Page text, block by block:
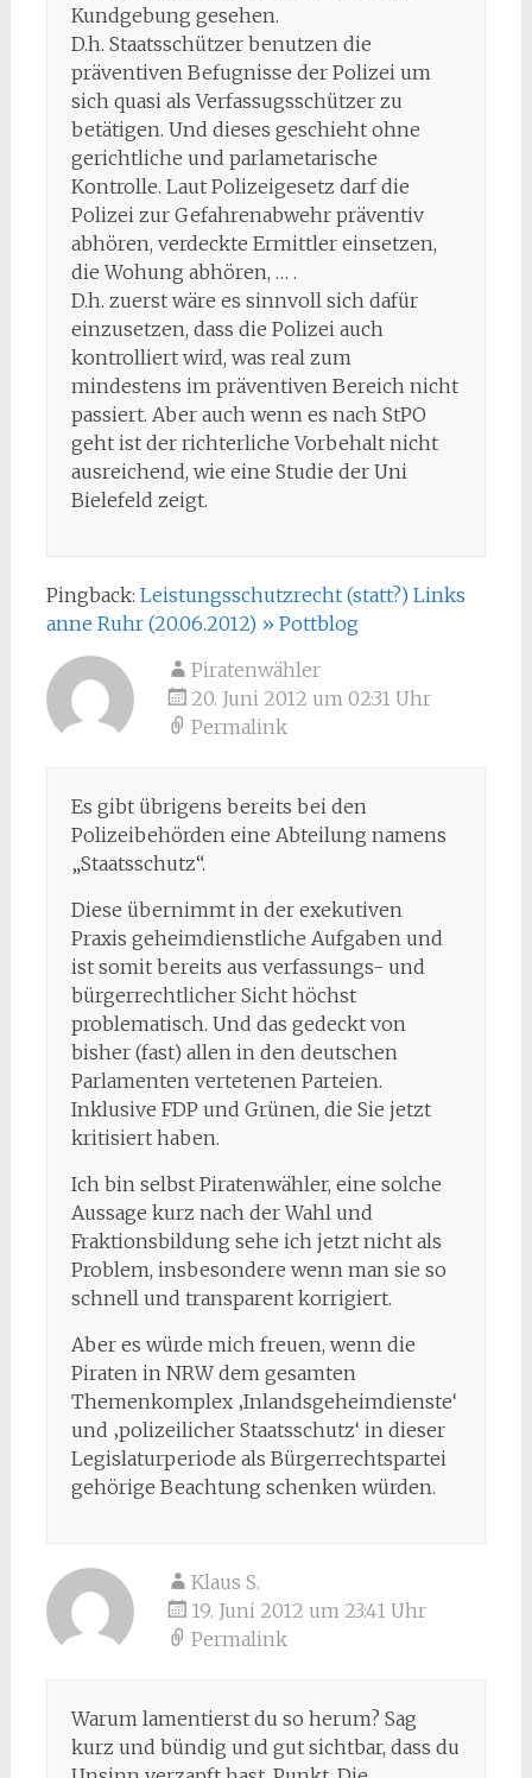
Kundgebung gesehen.
D.h. Staatsschützer benutzen die
präventiven Befugnisse der Polizei um
sich quasi als Verfassugsschützer zu
betätigen. Und dieses geschieht ohne
gerichtliche und parlametarische
Kontrolle. Laut Polizeigesetz darf die
Polizei zur Gefahrenabwehr präventiv
abhören, verdeckte Ermittler einsetzen,
die Wohung abhören, … .
D.h. zuerst wäre es sinnvoll sich dafür
einzusetzen, dass die Polizei auch
kontrolliert wird, was real zum
mindestens im präventiven Bereich nicht
passiert. Aber auch wenn es nach StPO
geht ist der richterliche Vorbehalt nicht
ausreichend, wie eine Studie der Uni
Bielefeld zeigt.
Pingback: Leistungsschutzrecht (statt?) Links
anne Ruhr (20.06.2012) » Pottblog
Piratenwähler
20. Juni 2012 um 02:31 Uhr
Permalink
Es gibt übrigens bereits bei den
Polizeibehörden eine Abteilung namens
„Staatsschutz“.
Diese übernimmt in der exekutiven
Praxis geheimdienstliche Aufgaben und
ist somit bereits aus verfassungs- und
bürgerrechtlicher Sicht höchst
problematisch. Und das gedeckt von
bisher (fast) allen in den deutschen
Parlamenten vertetenen Parteien.
Inklusive FDP und Grünen, die Sie jetzt
kritisiert haben.
Ich bin selbst Piratenwähler, eine solche
Aussage kurz nach der Wahl und
Fraktionsbildung sehe ich jetzt nicht als
Problem, insbesondere wenn man sie so
schnell und transparent korrigiert.
Aber es würde mich freuen, wenn die
Piraten in NRW dem gesamten
Themenkomplex ‚Inlandsgeheimdienste‘
und ‚polizeilicher Staatsschutz‘ in dieser
Legislaturperiode als Bürgerrechtspartei
gehörige Beachtung schenken würden.
Klaus S.
19. Juni 2012 um 23:41 Uhr
Permalink
Warum lamentierst du so herum? Sag
kurz und bündig und gut sichtbar, dass du